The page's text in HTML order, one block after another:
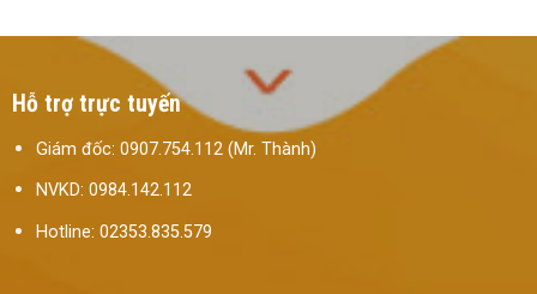
Hỗ trợ trực tuyến
Giám đốc: 0907.754.112 (Mr. Thành)
NVKD: 0984.142.112
Hotline: 02353.835.579